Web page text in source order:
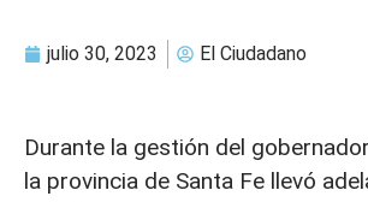
julio 30, 2023 El Ciudadano
Durante la gestión del
la provincia de Santa Fe llevó